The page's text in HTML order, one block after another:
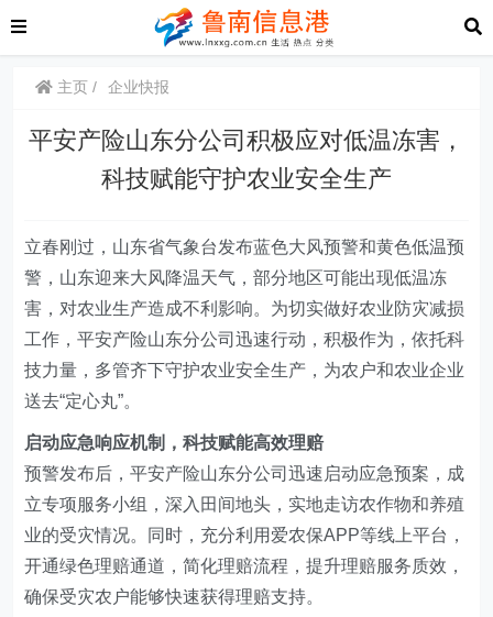
主页 企业快报
平安产险山东分公司积极应对低温冻害，
科技赋能守护农业安全生产
立春刚过，山东省气象台发布蓝色大风预警和黄色低温预
警，山东迎来大风降温天气，部分地区可能出现低温冻
害，对农业生产造成不利影响。为切实做好农业防灾减损
工作，平安产险山东分公司迅速行动，积极作为，依托科
技力量，多管齐下守护农业安全生产，为农户和农业企业
送去“定心丸”。
启动应急响应机制，科技赋能高效理赔
预警发布后，平安产险山东分公司迅速启动应急预案，成
立专项服务小组，深入田间地头，实地走访农作物和养殖
业的受灾情况。同时， 充分利用爱农保APP等线上平台 ，
开通绿色理赔通道，简化理赔流程 ，提升理赔服务质效，
确保受灾农户能够快速获得理赔支持。